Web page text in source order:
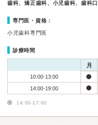
歯科、矯正歯科、小児歯科、歯科
専門医・資格：
小児歯科専門医
診療時間
月
10:00-13:00
14:00-19:00
14:00-17:00